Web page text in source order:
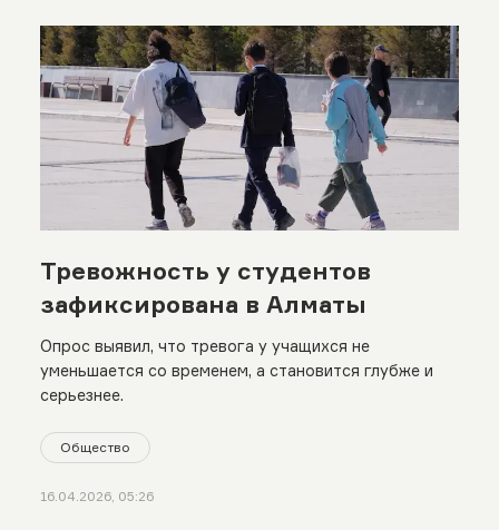
Тревожность у студентов
зафиксирована в Алматы
Опрос выявил, что тревога у учащихся не
уменьшается со временем, а становится глубже и
серьезнее.
Общество
16.04.2026, 05:26